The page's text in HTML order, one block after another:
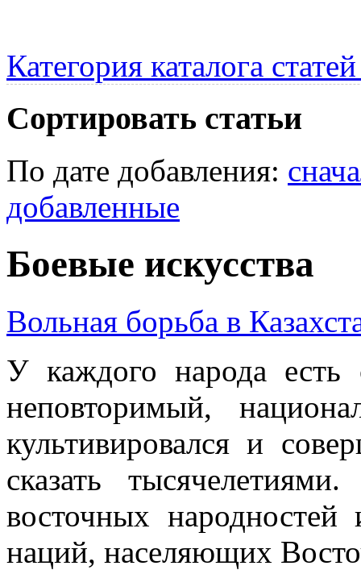
Категория каталога
Сортировать статьи
По дате добавления:
добавленные
Боевые искусства
Вольная борьба в
У каждого народа
неповторимый,
культивировался и
сказать
восточных
наций, населяющих